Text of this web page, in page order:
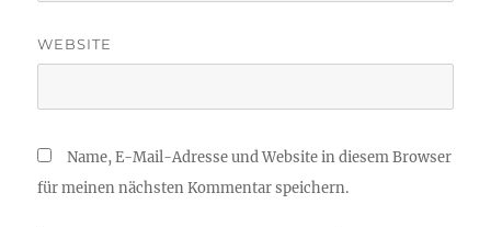
WEBSITE
Name, E-Mail-Adresse und Website in diesem Browser
für meinen nächsten Kommentar speichern.